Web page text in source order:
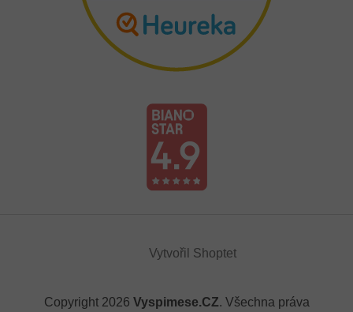
Vytvořil Shoptet
Copyright 2026 Vyspimese.CZ. Všechna práva